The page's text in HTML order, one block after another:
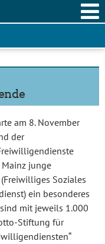
am 8. November
der
junge
Soziales
ein besonderes
mit jeweils 1.000
Stiftung für